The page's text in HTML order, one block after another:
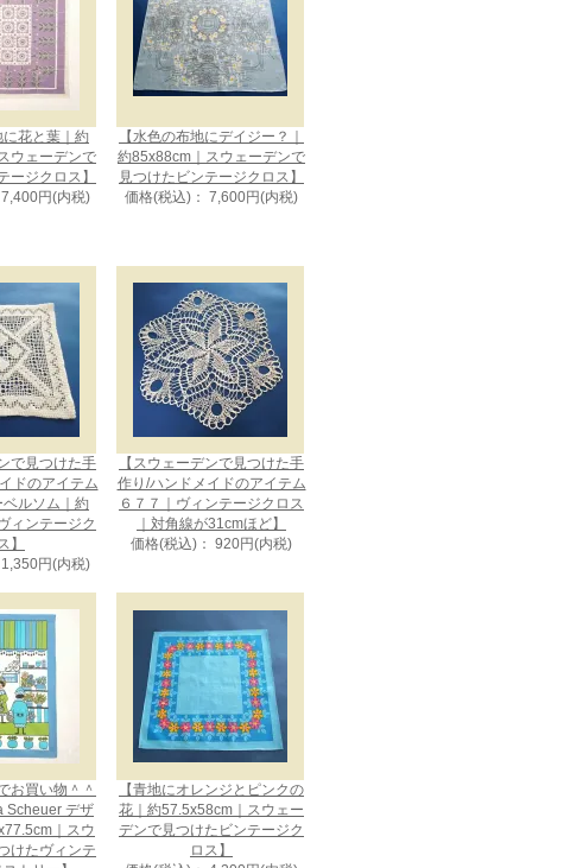
に花と葉｜約
ウェーデンで
ージクロス】
円(内税)
【水色の布地にデイジー？｜
約85x88cm｜スウェーデンで
見つけたビンテージクロス】
価格(税込)： 7,600円(内税)
で見つけた手
ドのアイテム
ベルソム｜約
ィンテージク
】
円(内税)
【スウェーデンで見つけた手
作り/ハンドメイドのアイテム
６７７｜ヴィンテージクロス
｜対角線が31cmほど】
価格(税込)： 920円(内税)
お買い物＾＾
Scheuer デザ
｜スウ
けたヴィンテ
【青地にオレンジとピンクの
花｜約57.5x58cm｜スウェー
デンで見つけたビンテージク
ロス】